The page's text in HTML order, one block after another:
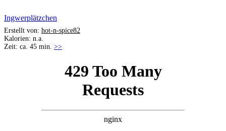
Ingwerplätzchen
Erstellt von: hot-n-spice82
Kalorien: n.a.
Zeit: ca. 45 min. >>